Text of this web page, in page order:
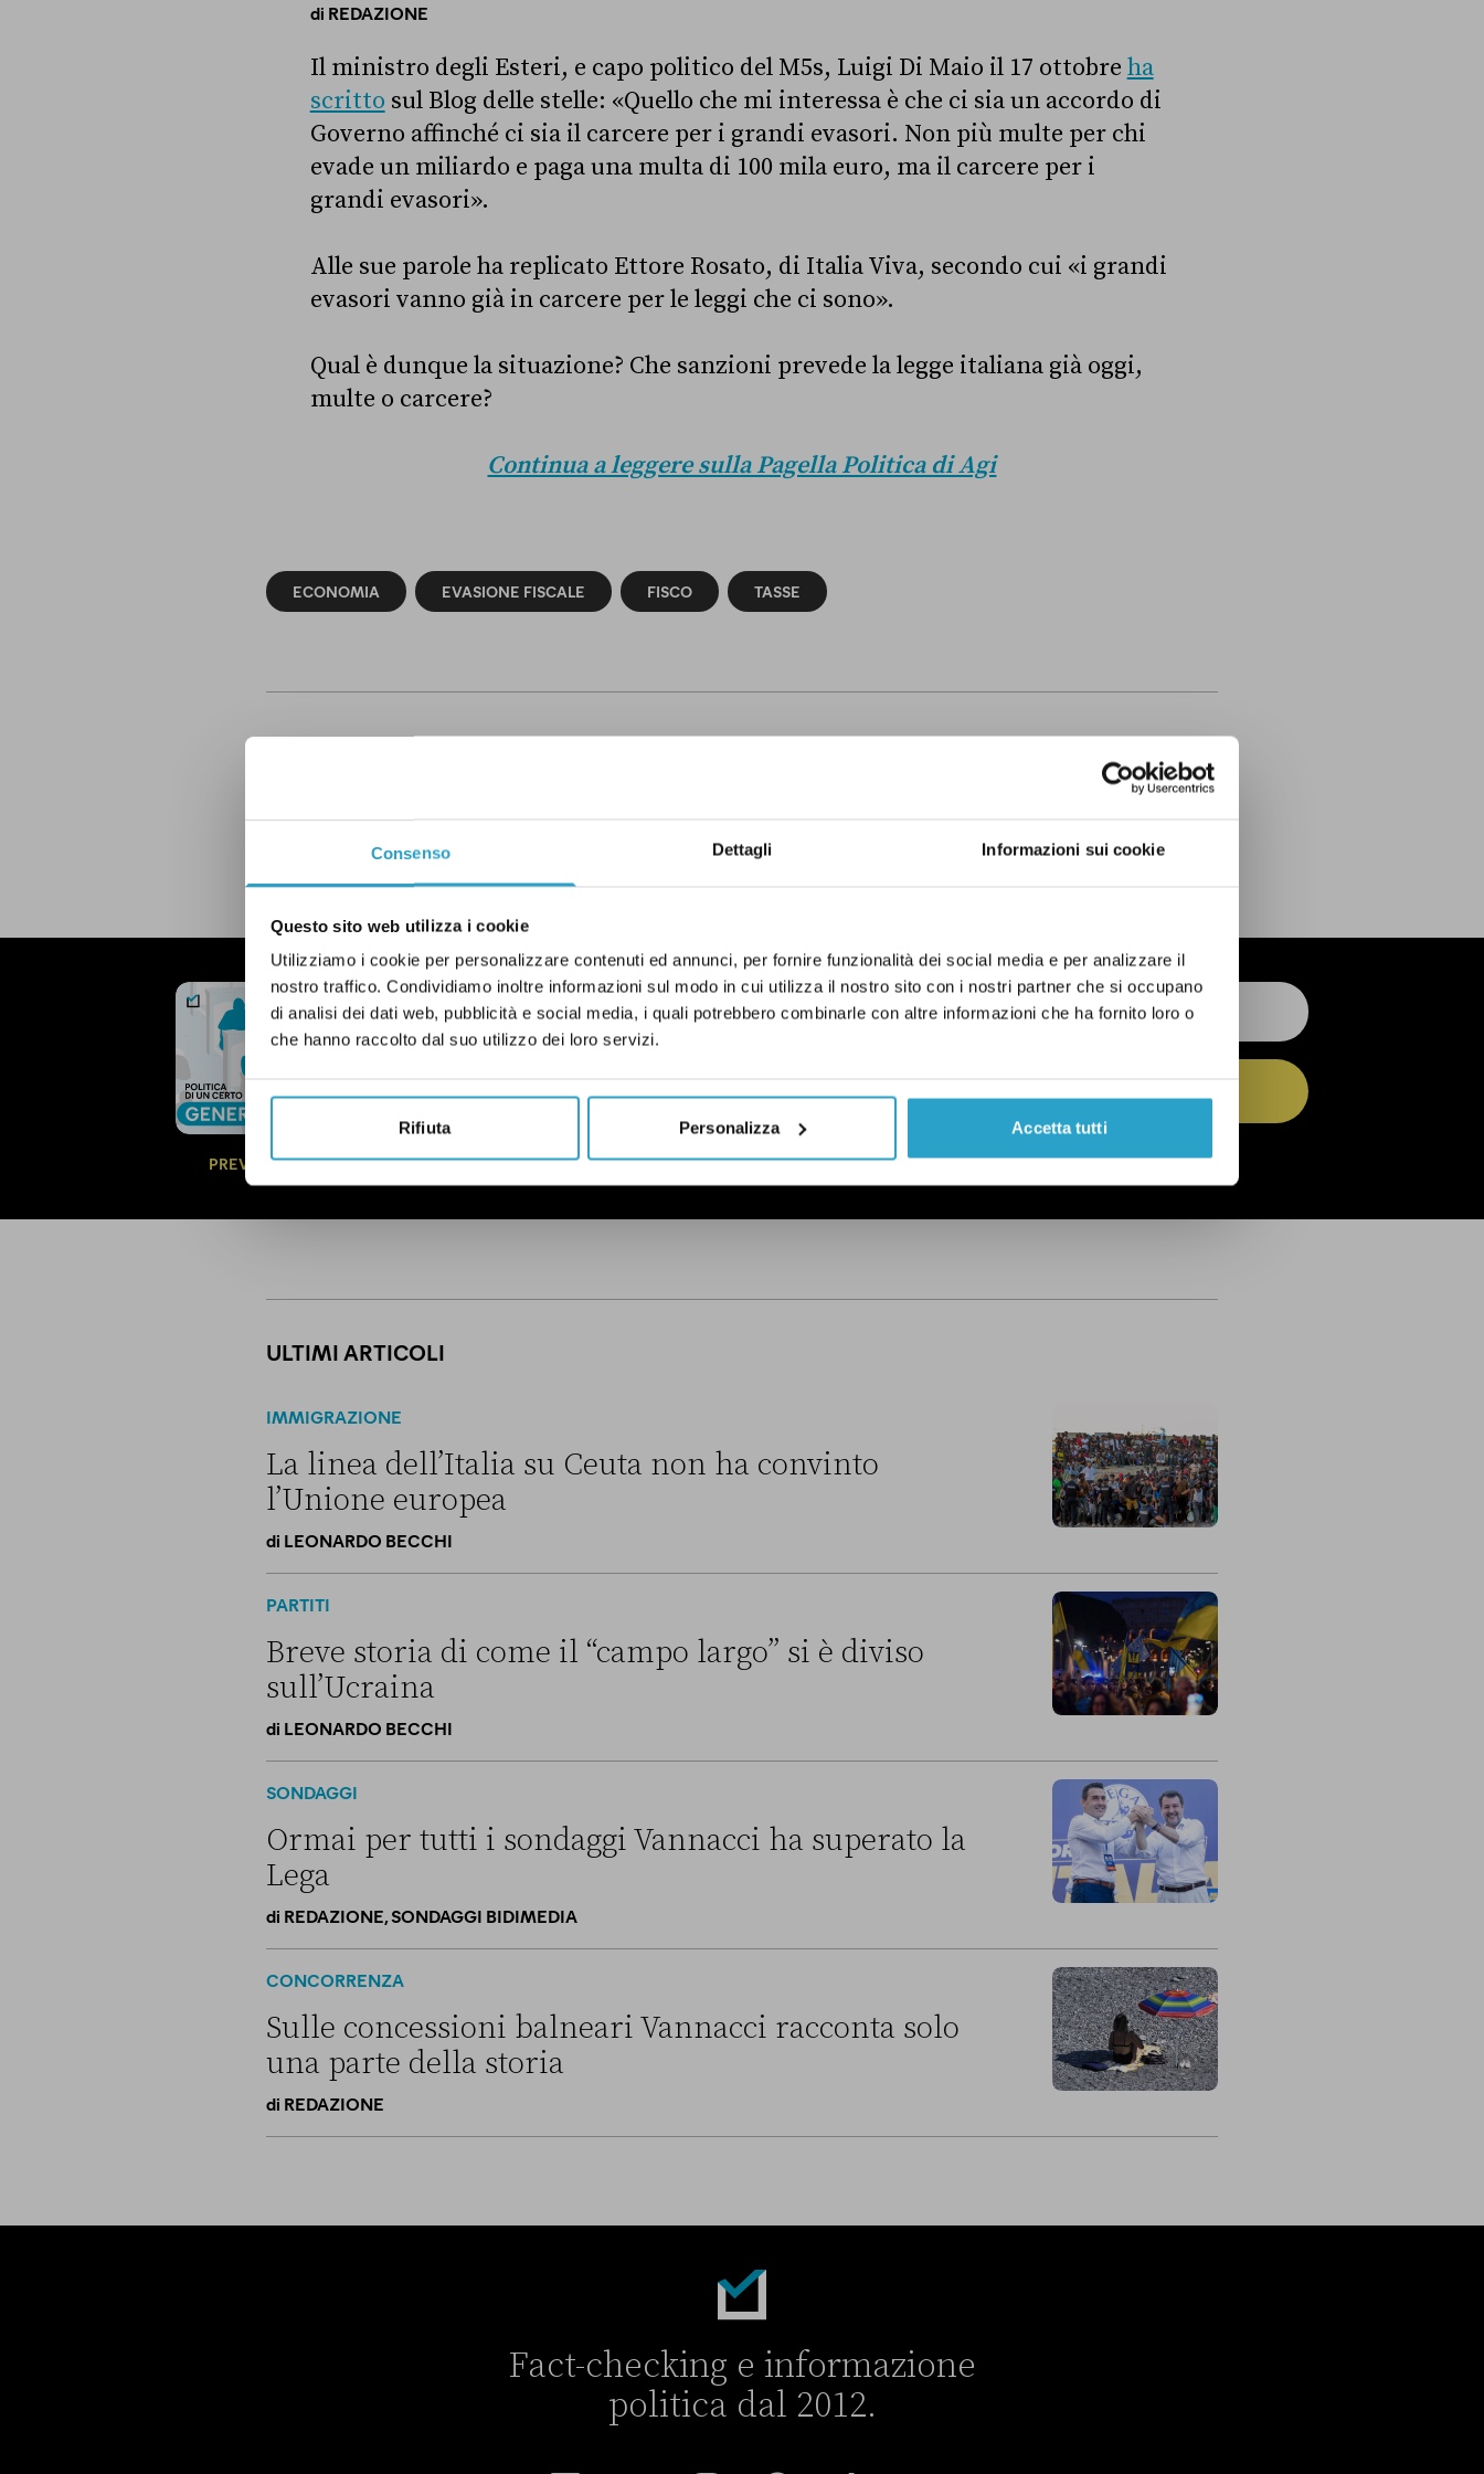
Consenso Dettagli Informazioni sui cookie
Questo sito web utilizza i cookie
Utilizziamo i cookie per personalizzare contenuti ed annunci, per fornire funzionalità dei social media e per analizzare il
nostro traffico. Condividiamo inoltre informazioni sul modo in cui utilizza il nostro sito con i nostri partner che si occupano
di analisi dei dati web, pubblicità e social media, i quali potrebbero combinarle con altre informazioni che ha fornito loro o
che hanno raccolto dal suo utilizzo dei loro servizi.
Rifiuta Personalizza Accetta tutti
di REDAZIONE
Il ministro degli Esteri, e capo politico del M5s, Luigi Di Maio il 17 ottobre ha
scritto sul Blog delle stelle: «Quello che mi interessa è che ci sia un accordo di
Governo affinché ci sia il carcere per i grandi evasori. Non più multe per chi
evade un miliardo e paga una multa di 100 mila euro, ma il carcere per i
grandi evasori».
Alle sue parole ha replicato Ettore Rosato, di Italia Viva, secondo cui «i grandi
evasori vanno già in carcere per le leggi che ci sono».
Qual è dunque la situazione? Che sanzioni prevede la legge italiana già oggi,
multe o carcere?
Continua a leggere sulla Pagella Politica di Agi
ECONOMIA EVASIONE FISCALE FISCO TASSE
IN QUESTO ARTICOLO
LEGGI LA NOSTRA POLITICA DELLE CORREZIONI
PREVIEW
NEWSLETTER
POLITICA DI UN CERTO GENERE
OGNI MARTEDÌ
In questa newsletter proviamo a capire perché le
questioni di genere sono anche una questione
ISCRIVITI
ULTIMI ARTICOLI
IMMIGRAZIONE
La linea dell’Italia su Ceuta non ha convinto
l’Unione europea
di LEONARDO BECCHI
PARTITI
Breve storia di come il “campo largo” si è diviso
sull’Ucraina
di LEONARDO BECCHI
SONDAGGI
Ormai per tutti i sondaggi Vannacci ha superato la
Lega
di REDAZIONE, SONDAGGI BIDIMEDIA
CONCORRENZA
Sulle concessioni balneari Vannacci racconta solo
una parte della storia
di REDAZIONE
Fact-checking e informazione
politica dal 2012.